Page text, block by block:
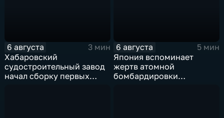
6 августа
3 мин
Хабаровский
судостроительный завод
начал сборку первых
6 августа
5 мин
Япония вспоминает
жертв атомной
бомбардировки